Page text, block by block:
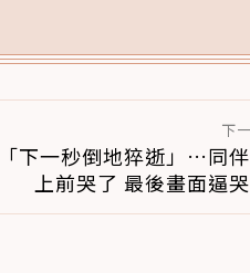
下
下一秒倒地猝逝」…同
上前哭了 最後畫面逼